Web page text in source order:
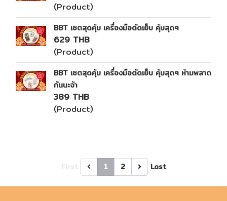
(Product)
BBT เซตสุดคุ้ม เครื่องมือตัดเย็บ คุ้มสุดๆ
629 THB
(Product)
BBT เซตสุดคุ้ม เครื่องมือตัดเย็บ คุ้มสุดๆ ห้ามพลาด
กันนะจ้า
389 THB
(Product)
1 2 Last